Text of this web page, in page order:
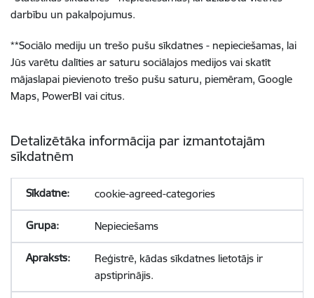
darbību un pakalpojumus.
**Sociālo mediju un trešo pušu sīkdatnes - nepieciešamas, lai
Jūs varētu dalīties ar saturu sociālajos medijos vai skatīt
mājaslapai pievienoto trešo pušu saturu, piemēram, Google
Maps, PowerBI vai citus.
Detalizētāka informācija par izmantotajām
sīkdatnēm
cookie-agreed-categories
Nepieciešams
Reģistrē, kādas sīkdatnes lietotājs ir
apstiprinājis.